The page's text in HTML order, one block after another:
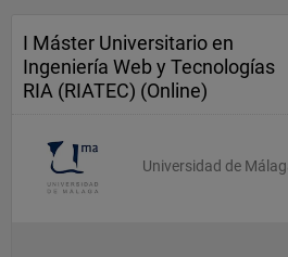
I Máster Universitario en
Ingeniería Web y Tecnologías
RIA (RIATEC) (Online)
Universidad de